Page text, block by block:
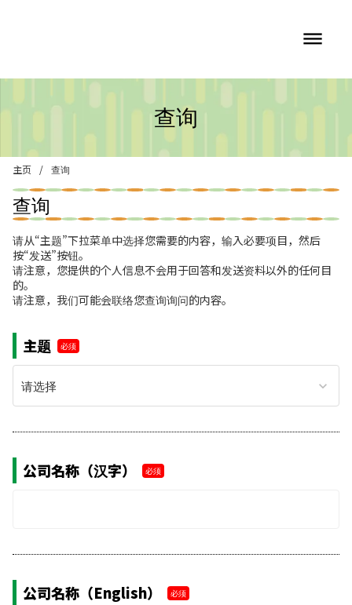
查询
dehaze
主页 / 查询
查询
请从“主题”下拉菜单中选择您需要的内容，输入必要项目，然后
按“发送”按钮。
请注意，您提供的个人信息不会用于回答和发送资料以外的任何目
的。
请注意，我们可能会联络您查询询问的内容。
主题 必须
keyboard_arrow_down
公司名称（汉字） 必须
公司名称（English） 必须